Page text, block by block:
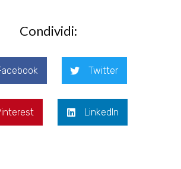
Condividi:
Twitter
LinkedIn